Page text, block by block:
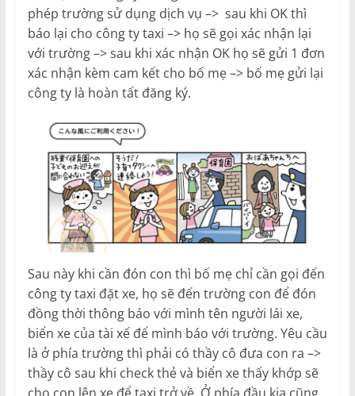
phép trường sử dụng dịch vụ –> sau khi OK thì
báo lại cho công ty taxi –> họ sẽ gọi xác nhận lại
với trường –> sau khi xác nhận OK họ sẽ gửi 1 đơn
xác nhận kèm cam kết cho bố mẹ –> bố mẹ gửi lại
công ty là hoàn tất đăng ký.
Sau này khi cần đón con thì bố mẹ chỉ cần gọi đến
công ty taxi đặt xe, họ sẽ đến trường con để đón
đồng thời thông báo với mình tên người lái xe,
biển xe của tài xế để mình báo với trường. Yêu cầu
là ở phía trường thì phải có thầy cô đưa con ra –>
thầy cô sau khi check thẻ và biển xe thấy khớp sẽ